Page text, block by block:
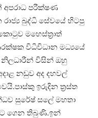
අපරාධ පරීක්ෂණ
රාජ්‍ය බුද්ධි සේවයේ හිටපු
මහෙස්ත්‍රාත්
විධිවිධාන මධ්‍යයේ
නිලධාරීන් විසින් ඔහු
නඩුව අද දහවල්
ඉරුදින ත්‍රස්ත
සුරේෂ් සලේ මහතා
ගෙන තිබුණි.ඉන්